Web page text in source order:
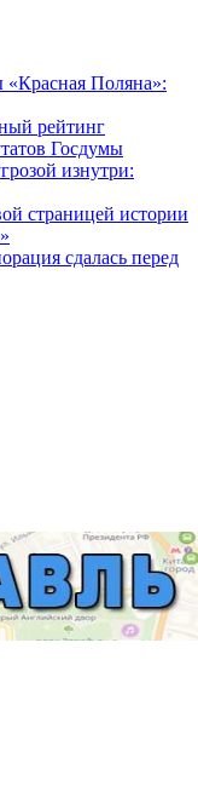
«Красная Поляна»:
рейтинг
Госдумы
изнутри:
страницей истории
сдалась перед